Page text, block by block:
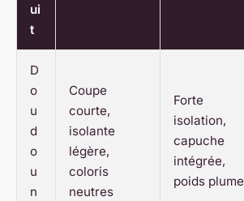
ui
t
D
o
u
d
o
u
n
Coupe
courte,
isolante
légère,
coloris
neutres
Forte
isolation,
capuche
intégrée,
poids plume